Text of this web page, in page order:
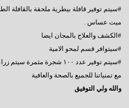
#سيتم توفير قافلة بيطرية ملحقة بالقافلة
ميت عساس .
#الكشف والعلاج بالمجان ايضا
#سيتوافر قسم لمحو الامية
#سيتم توفير عدد ١٠٠ شجرة مثمرة سيتم زراعتهم بالقرية
مع تمنياتنا للجميع بالصحة والعافية
والله ولي التوفيق